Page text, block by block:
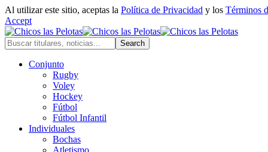
Al utilizar este sitio, aceptas la Política de Privacidad y los Términos
Accept
Conjunto
Rugby
Voley
Hockey
Fútbol
Fútbol Infantil
Individuales
Bochas
Atletismo